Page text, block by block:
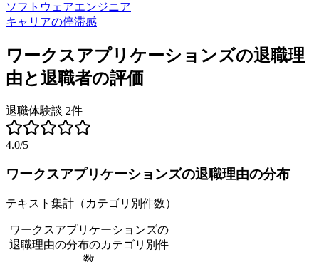
ソフトウェアエンジニア
キャリアの停滞感
ワークスアプリケーションズの退職理
由と退職者の評価
退職体験談 2件
4.0/5
ワークスアプリケーションズの退職理由の分布
テキスト集計（カテゴリ別件数）
ワークスアプリケーションズの
退職理由の分布のカテゴリ別件